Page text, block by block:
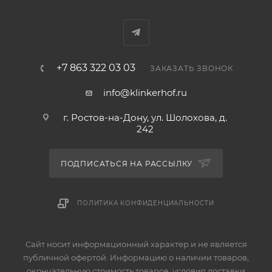
+7 863 322 03 03 ЗАКАЗАТЬ ЗВОНОК
info@klinkerhof.ru
г. Ростов-на-Дону, ул. Шолохова, д.
242
ПОДПИСАТЬСЯ НА РАССЫЛКУ
ПОЛИТИКА КОНФИДЕНЦИАЛЬНОСТИ
Сайт носит информационный характер и не является
публичной офертой. Информацию о наличии товаров,